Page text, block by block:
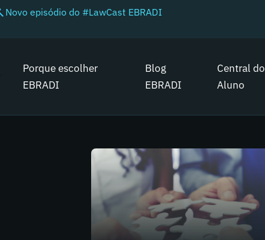
Novo episódio do #LawCast EBRADI
Porque escolher
EBRADI
Blog
EBRADI
Central do
Aluno